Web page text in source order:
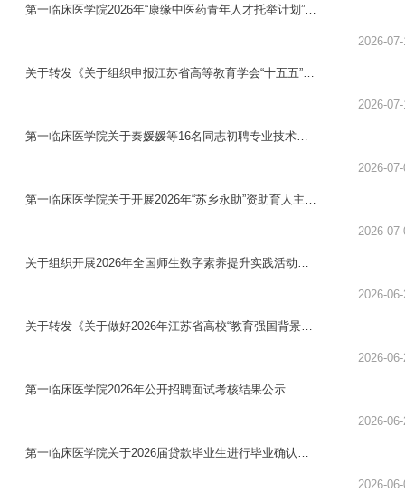
第一临床医学院2026年“康缘中医药青年人才托举计划”拟
2026-
关于转发《关于组织申报江苏省高等教育学会“十五五”高
2026-
第一临床医学院关于秦媛媛等16名同志初聘专业技术职
2026-
第一临床医学院关于开展2026年“苏乡永助”资助育人主题
2026-
关于组织开展2026年全国师生数字素养提升实践活动
2026-
关于转发《关于做好2026年江苏省高校“教育强国背景下
2026-
第一临床医学院2026年公开招聘面试考核结果公示
2026-
第一临床医学院关于2026届贷款毕业生进行毕业确认和
2026-